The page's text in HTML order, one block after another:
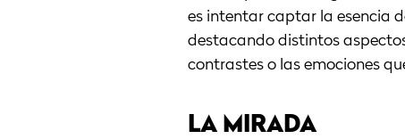
es intentar captar la esencia
destacando distintos
contrastes o las emociones
LA MIRADA